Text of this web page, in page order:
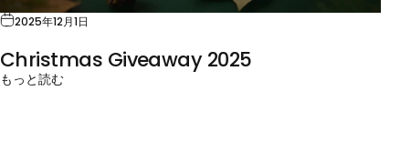
2025年12月1日
Christmas Giveaway 2025
もっと読む